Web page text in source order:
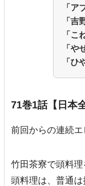
「ア
「吉
「こ
「や
「ひ
71巻1話【日本
前回からの連続エ
竹田茶寮で頭料理
頭料理は、普通